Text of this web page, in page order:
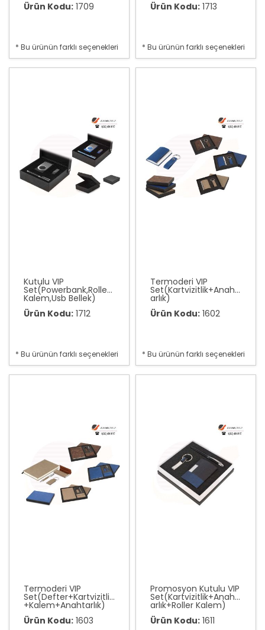
Ürün Kodu: 1709
* Bu ürünün farklı seçenekleri
Ürün Kodu: 1713
* Bu ürünün farklı seçenekleri
Kutulu VIP
Set(Powerbank,Roller
Kalem,Usb Bellek)
Ürün Kodu: 1712
* Bu ürünün farklı seçenekleri
Termoderi VIP
Set(Kartvizitlik+Anaht
arlık)
Ürün Kodu: 1602
* Bu ürünün farklı seçenekleri
Termoderi VIP
Set(Defter+Kartvizitlik
+Kalem+Anahtarlık)
Ürün Kodu: 1603
Promosyon Kutulu VIP
Set(Kartvizitlik+Anaht
arlık+Roller Kalem)
Ürün Kodu: 1611